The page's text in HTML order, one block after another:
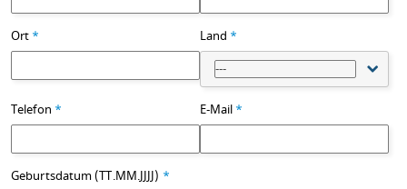
Ort * Land *
---
Telefon * E-Mail *
Geburtsdatum (TT.MM.JJJJ) *